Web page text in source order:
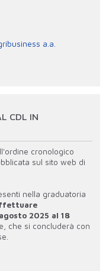
a.a.
CDL IN
cronologico
sul sito web di
nella graduatoria
2025 al 18
che si concluderà con